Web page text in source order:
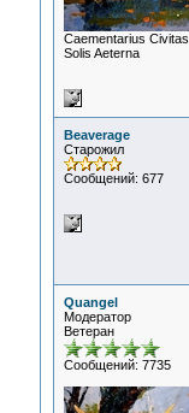
Сaementarius Civitas
Solis Aeterna
Beaverage
Старожил
Сообщений: 677
Quangel
Модератор
Ветеран
Сообщений: 7735